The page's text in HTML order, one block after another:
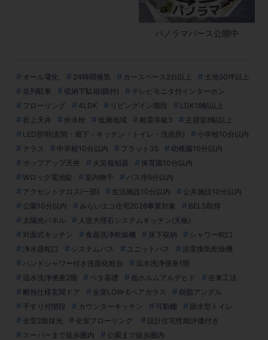
オール電化 24時間換気 カースペース2台以上
土地50坪以上
並列駐車
収納下駄箱(鏡付)
テレビモニタ付インターホン
フローリング
4LDK リビングイン階段
LDK18帖以上
折上天井
外水栓 低層地域 耐震等級3
主寝室8帖以上
LED照明(玄関・廊下・キッチン・トイレ・洗面所)
小学校10分以内
テラス
中学校10分以内 フラット35
幼稚園10分以内
ポップアップ天井
火災報知器
保育園10分以内
Wロック電池錠
室内物干
バス停5分以内
アクセントクロス(一部)
生活施設10分以内
公共施設10分以内
公園10分以内
みらいエコ住宅2026事業対象
BELS取得
太陽光パネル
人造大理石システムキッチン(天板)
対面式キッチン
食器洗浄乾燥機 床下収納
シャワー蛇口
浄水器蛇口
システムバス ユニットバス
浴室換気乾燥機
ハンドシャワー付き洗面化粧台
温水洗浄便座1階
温水洗浄便座2階
ベタ基礎 低ホルムアルデヒド
在来工法
断熱仕様玄関ドア
全室LOW-Eペアガラス
樹脂アングル
手すり付階段
カウンターキッチン 可動棚
節水型トイレ
全室2面採光
全室フローリング
設計住宅性能評価付き
スーパーまで徒歩圏内
公園まで徒歩圏内
パノラマパース公開中